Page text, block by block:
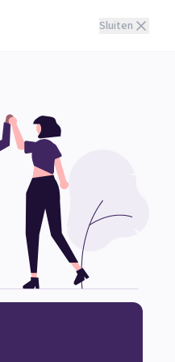
Sluiten